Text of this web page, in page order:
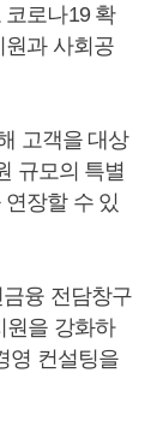
로나19 확
원과 사회공
고객을 대상
규모의 특별
장할 수 있
융 전담창구
원을 강화하
영 컨설팅을